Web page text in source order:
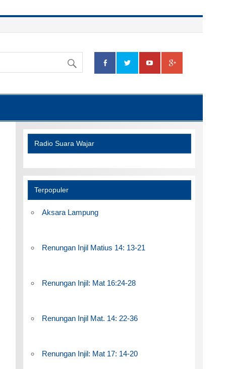
Radio Suara Wajar
Terpopuler
Aksara Lampung
Renungan Injil Matius 14: 13-21
Renungan Injil: Mat 16:24-28
Renungan Injil Mat. 14: 22-36
Renungan Injil: Mat 17: 14-20